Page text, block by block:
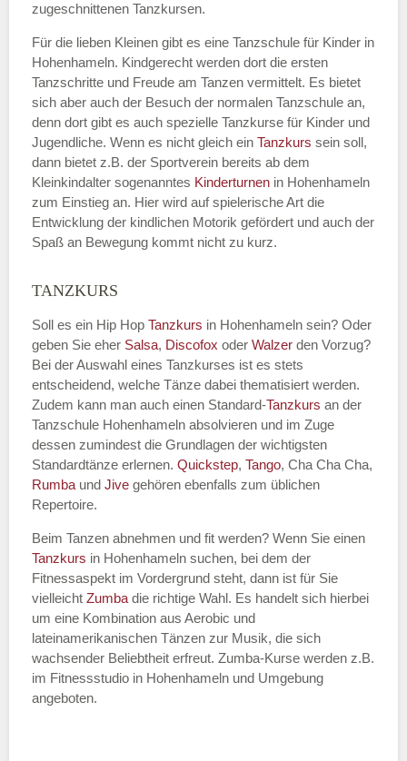
E-Mail*
Name der Tanzschule
Kontakt E-Mail
Name des Tanzkurs*
Tanzart*
zugeschnittenen Tanzkursen.
Für die lieben Kleinen gibt es eine Tanzschule für Kinder in
Hohenhameln. Kindgerecht werden dort die ersten
Tanzschritte und Freude am Tanzen vermittelt. Es bietet
sich aber auch der Besuch der normalen Tanzschule an,
denn dort gibt es auch spezielle Tanzkurse für Kinder und
Jugendliche. Wenn es nicht gleich ein Tanzkurs sein soll,
dann bietet z.B. der Sportverein bereits ab dem
Kleinkindalter sogenanntes Kinderturnen in Hohenhameln
zum Einstieg an. Hier wird auf spielerische Art die
Entwicklung der kindlichen Motorik gefördert und auch der
Spaß an Bewegung kommt nicht zu kurz.
TANZKURS
Soll es ein Hip Hop Tanzkurs in Hohenhameln sein? Oder
geben Sie eher Salsa, Discofox oder Walzer den Vorzug?
Bei der Auswahl eines Tanzkurses ist es stets
entscheidend, welche Tänze dabei thematisiert werden.
Zudem kann man auch einen Standard-Tanzkurs an der
Tanzschule Hohenhameln absolvieren und im Zuge
dessen zumindest die Grundlagen der wichtigsten
Standardtänze erlernen. Quickstep, Tango, Cha Cha Cha,
Rumba und Jive gehören ebenfalls zum üblichen
Repertoire.
Beim Tanzen abnehmen und fit werden? Wenn Sie einen
Tanzkurs in Hohenhameln suchen, bei dem der
Fitnessaspekt im Vordergrund steht, dann ist für Sie
vielleicht Zumba die richtige Wahl. Es handelt sich hierbei
um eine Kombination aus Aerobic und
lateinamerikanischen Tänzen zur Musik, die sich
wachsender Beliebtheit erfreut. Zumba-Kurse werden z.B.
im Fitnessstudio in Hohenhameln und Umgebung
angeboten.